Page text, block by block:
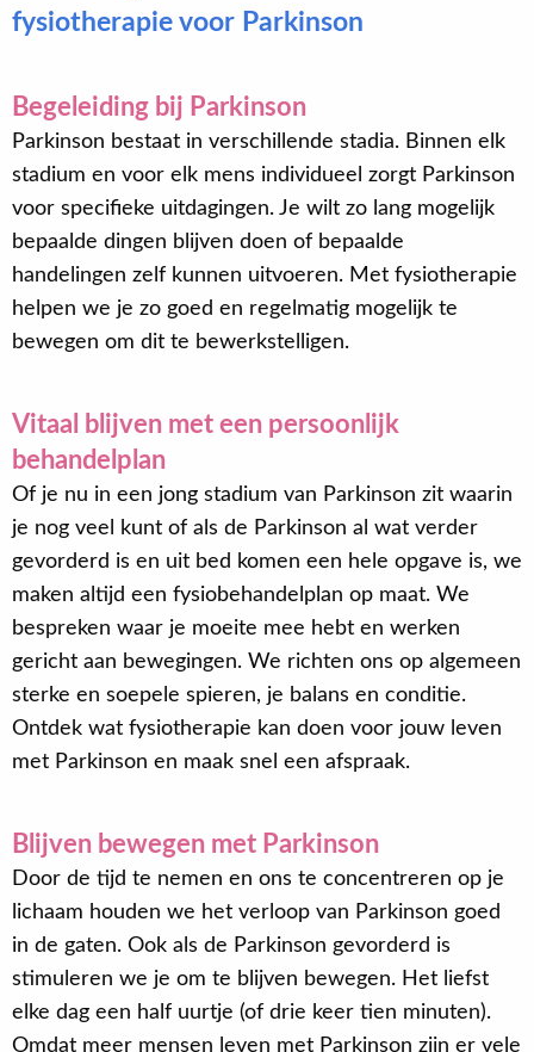
fysiotherapie voor Parkinson
Begeleiding bij Parkinson
Parkinson bestaat in verschillende stadia. Binnen elk
stadium en voor elk mens individueel zorgt Parkinson
voor specifieke uitdagingen. Je wilt zo lang mogelijk
bepaalde dingen blijven doen of bepaalde
handelingen zelf kunnen uitvoeren. Met fysiotherapie
helpen we je zo goed en regelmatig mogelijk te
bewegen om dit te bewerkstelligen.
Vitaal blijven met een persoonlijk
behandelplan
Of je nu in een jong stadium van Parkinson zit waarin
je nog veel kunt of als de Parkinson al wat verder
gevorderd is en uit bed komen een hele opgave is, we
maken altijd een fysiobehandelplan op maat. We
bespreken waar je moeite mee hebt en werken
gericht aan bewegingen. We richten ons op algemeen
sterke en soepele spieren, je balans en conditie.
Ontdek wat fysiotherapie kan doen voor jouw leven
met Parkinson en maak snel een afspraak.
Blijven bewegen met Parkinson
Door de tijd te nemen en ons te concentreren op je
lichaam houden we het verloop van Parkinson goed
in de gaten. Ook als de Parkinson gevorderd is
stimuleren we je om te blijven bewegen. Het liefst
elke dag een half uurtje (of drie keer tien minuten).
Omdat meer mensen leven met Parkinson zijn er vele